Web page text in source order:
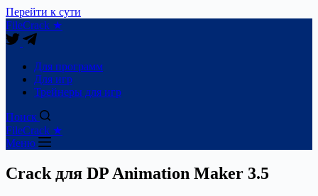
Перейти к сути
FileCrack ★
Для программ
Для игр
Трейнеры для игр
Поиск
FileCrack ★
Меню
Crack для DP Animation Maker 3.5